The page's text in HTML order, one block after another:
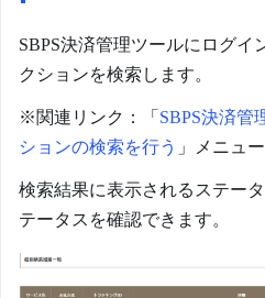
SBPS決済管理ツールにログイ
クションを検索します。
※関連リンク：「 SBPS決済管
ションの検索を行う 」メニュー
検索結果に表示されるステー
テータスを確認できます。